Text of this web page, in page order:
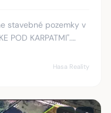
stavebné pozemky v
POD KARPATMI".
obci
Hasa Reality